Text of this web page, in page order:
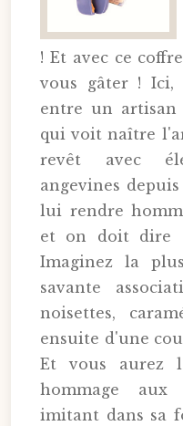
! Et avec ce
vous gâter ! Ici,
entre un artisan
qui voit naître
revêt avec
angevines
lui rendre
et on doit dire
Imaginez la
savante
noisettes,
ensuite d'une
Et vous aurez
hommage aux
imitant dans sa